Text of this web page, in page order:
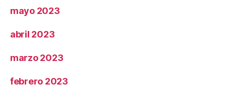
mayo 2023
abril 2023
marzo 2023
febrero 2023